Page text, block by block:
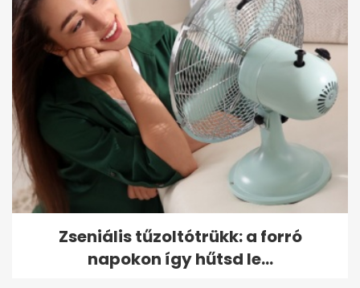
Zseniális tűzoltótrükk: a forró
napokon így hűtsd le...